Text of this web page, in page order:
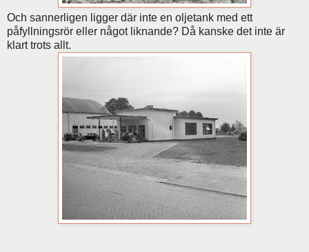
Och sannerligen ligger där inte en oljetank med ett
påfyllningsrör eller något liknande? Då kanske det inte är
klart trots allt.